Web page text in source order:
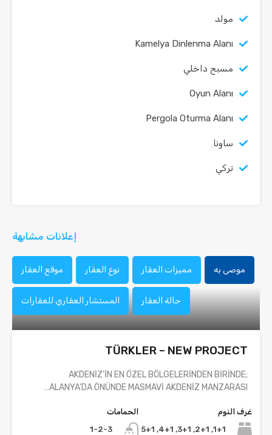
مولد
Kamelya Dinlenma Alanı
مسبح داخلي
Oyun Alanı
Pergola Oturma Alanı
ساونا
تركي
إعلانات مشابهة
موصى به مميزات العقار نوع العقار موقع العقار
حالة العقار المستشار العقاري للعقارات
TÜRKLER – NEW PROJECT
AKDENİZ’İN EN ÖZEL BÖLGELERİNDEN BİRİNDE;
ALANYA’DA ÖNÜNDE MASMAVİ AKDENİZ MANZARASI…
غرف النوم
1+1, 2+1, 3+1, 4+1, 5+1
الحمامات
1-2-3